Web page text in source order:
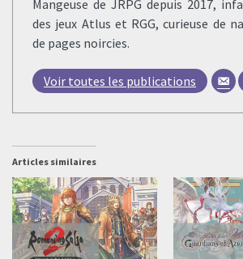
Mangeuse de JRPG depuis 2017,
des jeux Atlus et RGG, curieuse de
de pages noircies.
Voir toutes les publications
Articles similaires